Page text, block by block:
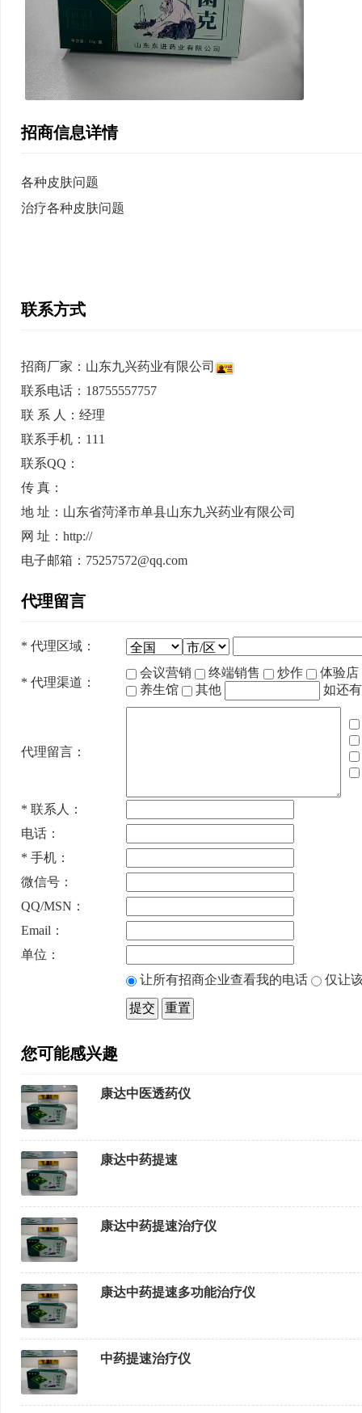
招商信息详情
各种皮肤问题
治疗各种皮肤问题
联系方式
招商厂家： 山东九兴药业有限公司
联系电话：18755557757
联 系 人：经理
联系手机：111
联系QQ：
传 真：
地 址：山东省菏泽市单县山东九兴药业有限公司
网 址：http://
电子邮箱：75257572@qq.com
代理留言
* 代理区域：
* 代理渠道：
会议营销 终端销售 炒作
体验店
养生馆
其他 如还
代理留言：
* 联系人：
电话：
* 手机：
微信号：
QQ/MSN：
Email：
单位：
让所有招商企业查看我的电话
仅让
您可能感兴趣
康达中医透药仪
康达中药提速
康达中药提速治疗仪
康达中药提速多功能治疗仪
中药提速治疗仪